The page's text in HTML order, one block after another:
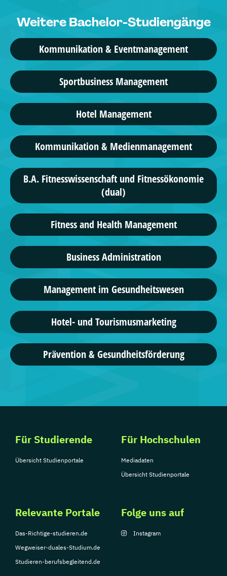
Weitere Bachelor-Studiengänge
Kommunikation & Eventmanagement
Sportbusiness Management
Hotel Management
Kommunikation & Medienmanagement
B.A. Fitnesswissenschaft und Fitnessökonomie
(dual)
Fitness and Health Management
Business Administration
Management im Gesundheitswesen
Hotel- und Tourismusmarketing
Prävention & Gesundheitsförderung
Für Studierende
Übersicht Studienportale
Für Hochschulen
Mediadaten
Übersicht Studienportale
Relevante Portale
Das-Richtige-studieren.de
Wegweiser-duales-Studium.de
Studieren-berufsbegleitend.de
Folge uns auf
Instagram